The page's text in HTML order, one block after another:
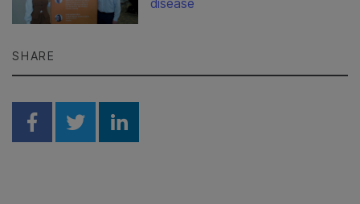
SHARE
Share on Facebook
Share on Twitter
Share on Linkedin